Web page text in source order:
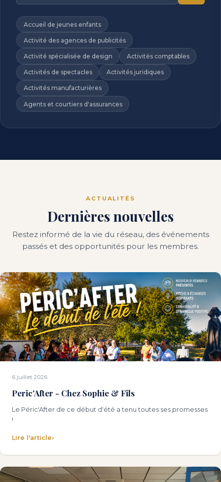
Accueil de jeunes enfants
Activité des agences de publicités
Activité spécialisée de design Activités comptables
Activités de spectacles Activités juridiques
Activités manufacturières
Agents et courtiers d'assurances
ACTUALITÉS
Dernières nouvelles
Restez informé de la vie du réseau, des événements
passés et des opportunités pour les membres.
6 juillet 2026
Peric'After - Chez Sophie & Fils
Le Péric'After de ce début d'été a tenu toutes ses promesses
!
Lire l'article›